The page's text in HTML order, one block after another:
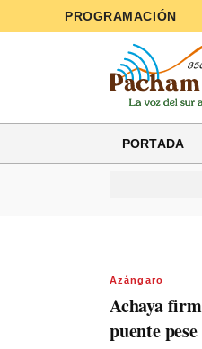
PROGRAMACIÓN
PORTADA
Azángaro
Achaya
puente